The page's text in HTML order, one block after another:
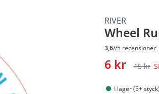
RIVER
Wheel
3,6//5 recensioner
6 kr 15 kr
I lager (5+